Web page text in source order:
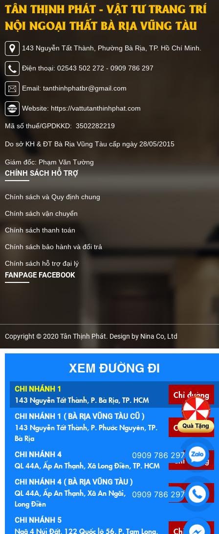
TÂN THỊNH PHÁT - VẬT TƯ TRANG TRÍ
NỘI NGOẠI THẤT BÀ RỊA VŨNG TÀU
143 Nguyễn Tất Thành, Phường Bà Rịa, TP. Hồ Chí Minh.
Điện thoại: 02543 502 272 - 0909 786 297
Email: tanthinhphatbr@gmail.com
Website: https://vattutanthinhphat.com
Mã số thuế/GPDKKD: 3502282219
Do sở KH & ĐT Bà Rịa Vũng Tàu cấp ngày 28/05/2015
Giám đốc: Phạm Văn Tường
CHÍNH SÁCH HỖ TRỢ
Chính sách và Quy định chung
Chính sách vận chuyển
Chính sách thanh toán
Chính sách bảo hành và đổi trả
Chính sách hỗ trợ đại lý
FANPAGE FACEBOOK
Copyright © 2020 Tân Thịnh Phát. Design by Nina Co, Ltd
XEM ĐƯỜNG ĐI
CHI NHÁNH 1
143 Nguyễn Tất Thành, P. Bà Rịa, TP. HCM Chỉ đường
CHI NHÁNH 1 ( BÀ RỊA VŨNG TÀU CŨ )
143 Nguyễn Tất Thành, P. Phước Nguyên, TP.
Bà Rịa
Chỉ đường
CHI NHÁNH 4
QL 44A, Ấp An Thạnh, Xã Long Điền, TP. HCM Chỉ đường
CHI NHÁNH 4 ( BÀ RỊA VŨNG TÀU )
QL 44A, Ấp An Thạnh, Xã An Ngãi, Huyện
Long Điền
Chỉ đường
CHI NHÁNH 5
Ngã 4 Núi Đất, 122 Quốc lộ 56, P. Tam Long, Chỉ đường
Quà Tặng
0909 786 297
0909 786 297